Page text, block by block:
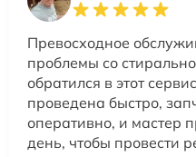
Превосходное
проблемы со
обратился в этот
проведена быстро,
оперативно, и мастер
день, чтобы провести